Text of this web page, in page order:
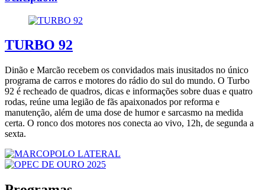
TURBO 92
Dinão e Marcão recebem os convidados mais inusitados no único
programa de carros e motores do rádio do sul do mundo. O Turbo
92 é recheado de quadros, dicas e informações sobre duas e quatro
rodas, reúne uma legião de fãs apaixonados por reforma e
manutenção, além de uma dose de humor e sarcasmo na medida
certa. O ronco dos motores nos conecta ao vivo, 12h, de segunda a
sexta.